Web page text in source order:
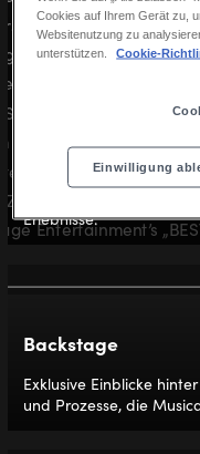
Entdecken
Erlebnisse.
Backstage
Exklusive Einblicke
und Prozesse, die
Cookies auf Ihrem Gerät zu,
Websitenutzung zu
unterstützen.
Cookie-
Einwilligung